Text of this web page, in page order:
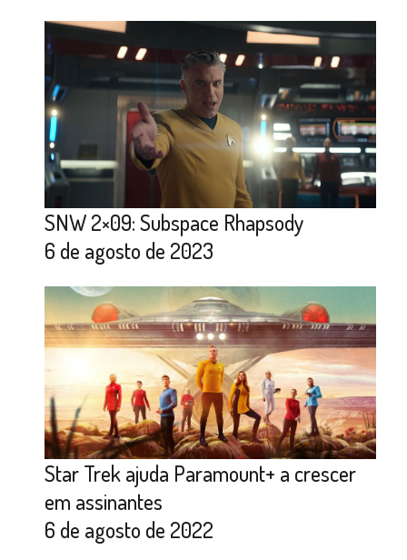
SNW 2×09: Subspace Rhapsody
6 de agosto de 2023
Star Trek ajuda Paramount+ a crescer
em assinantes
6 de agosto de 2022